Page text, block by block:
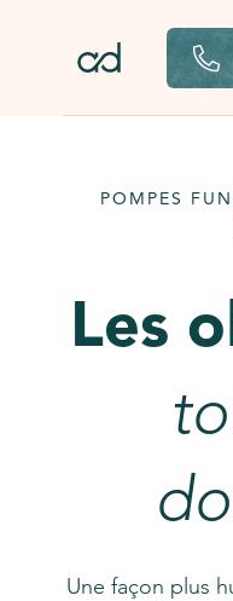
POMPES
Les
Une façon plus